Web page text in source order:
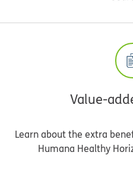
Value-
Learn about the extra
Humana Healthy